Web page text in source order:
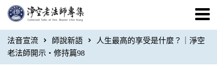
法音宣流 師說新語
人生最高的享受是什麼？｜淨空
老法師開示・修持篇98